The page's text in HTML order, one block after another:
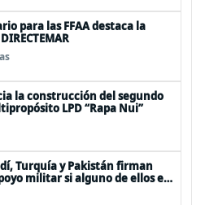
para las FFAA destaca la
la construcción del segundo
LPD “Rapa Nui”
Turquía y Pakistán firman
militar si alguno de ellos es